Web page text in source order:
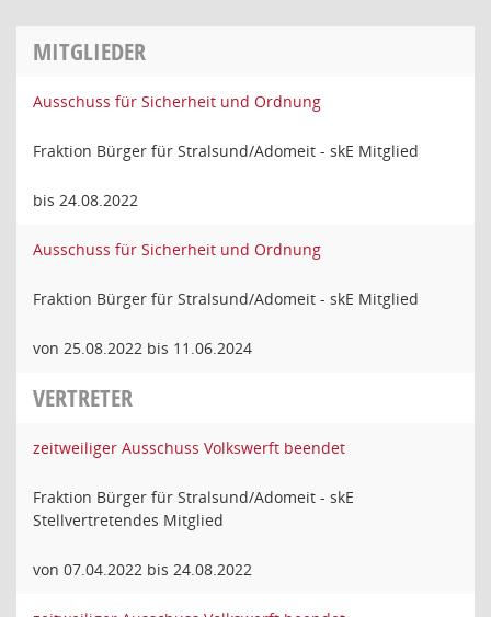
MITGLIEDER
Ausschuss für Sicherheit und Ordnung
Fraktion Bürger für Stralsund/Adomeit - skE Mitglied
bis 24.08.2022
Ausschuss für Sicherheit und Ordnung
Fraktion Bürger für Stralsund/Adomeit - skE Mitglied
von 25.08.2022 bis 11.06.2024
VERTRETER
zeitweiliger Ausschuss Volkswerft beendet
Fraktion Bürger für Stralsund/Adomeit - skE
Stellvertretendes Mitglied
von 07.04.2022 bis 24.08.2022